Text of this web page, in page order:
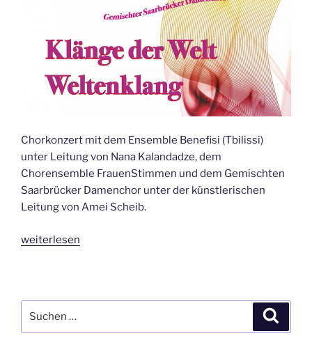
Homburg“
Chorkonzert mit dem Ensemble Benefisi (Tbilissi)
unter Leitung von Nana Kalandadze, dem
Chorensemble FrauenStimmen und dem Gemischten
Saarbrücker Damenchor unter der künstlerischen
Leitung von Amei Scheib.
„Klänge
Weltenklang
weiterlesen
nach: